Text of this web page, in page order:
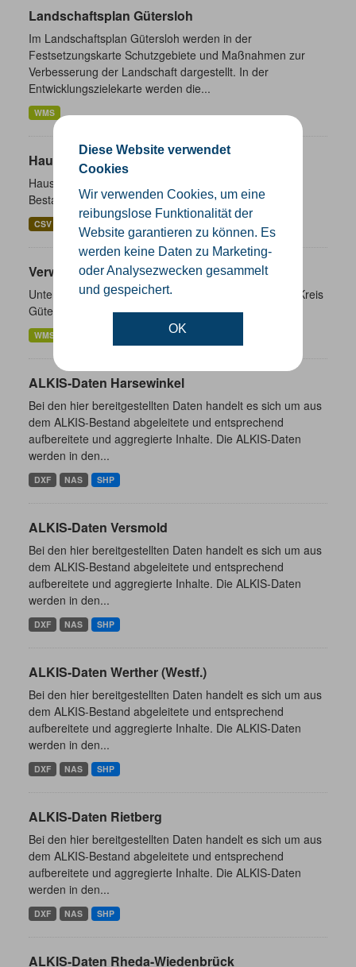
Diese Website verwendet
Cookies
Wir verwenden Cookies, um eine
reibungslose Funktionalität der
Website garantieren zu können. Es
werden keine Daten zu Marketing-
oder Analysezwecken gesammelt
und gespeichert.
OK
Landschaftsplan Gütersloh
Im Landschaftsplan Gütersloh werden in der
Festsetzungskarte Schutzgebiete und Maßnahmen zur
Verbesserung der Landschaft dargestellt. In der
Entwicklungszielekarte werden die...
WMS
Hausnummernkoordinaten
Hausnummernkoordinaten abgeleitet aus dem ALKIS-
Bestand
CSV SHP
Verwaltungsgrenzen
Unterschiedliche Ebenen der Verwaltungsgrenzen im Kreis
Gütersloh
WMS KML
ALKIS-Daten Harsewinkel
Bei den hier bereitgestellten Daten handelt es sich um aus
dem ALKIS-Bestand abgeleitete und entsprechend
aufbereitete und aggregierte Inhalte. Die ALKIS-Daten
werden in den...
DXF NAS SHP
ALKIS-Daten Versmold
Bei den hier bereitgestellten Daten handelt es sich um aus
dem ALKIS-Bestand abgeleitete und entsprechend
aufbereitete und aggregierte Inhalte. Die ALKIS-Daten
werden in den...
DXF NAS SHP
ALKIS-Daten Werther (Westf.)
Bei den hier bereitgestellten Daten handelt es sich um aus
dem ALKIS-Bestand abgeleitete und entsprechend
aufbereitete und aggregierte Inhalte. Die ALKIS-Daten
werden in den...
DXF NAS SHP
ALKIS-Daten Rietberg
Bei den hier bereitgestellten Daten handelt es sich um aus
dem ALKIS-Bestand abgeleitete und entsprechend
aufbereitete und aggregierte Inhalte. Die ALKIS-Daten
werden in den...
DXF NAS SHP
ALKIS-Daten Rheda-Wiedenbrück